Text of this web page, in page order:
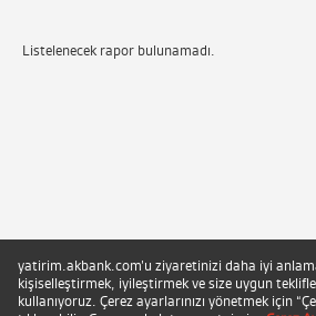
Listelenecek rapor bulunamadı.